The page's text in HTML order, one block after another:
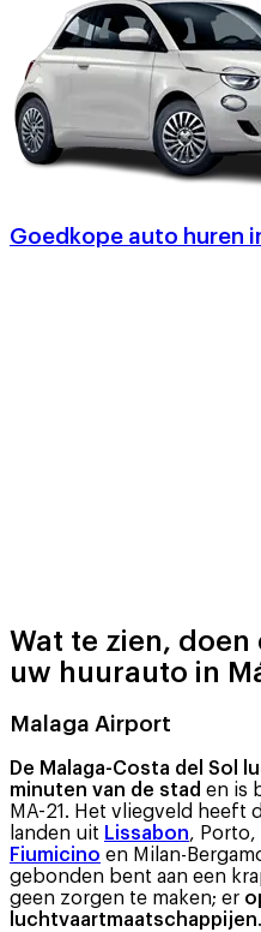
Goedkope auto huren
Wat te zien, doen
uw huurauto in
Malaga Airport
De Malaga-Costa del Sol
minuten van de stad en is
MA-21. Het vliegveld heeft
landen uit Lissabon, Porto,
Fiumicino en Milan-
gebonden bent aan een
geen zorgen te maken; er
luchtvaartmaatschappijen.